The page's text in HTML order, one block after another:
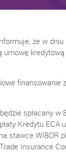
że w
umowę
finansowanie
spłacany w
Kredytu ECA
stawce WIBOR
Insurance